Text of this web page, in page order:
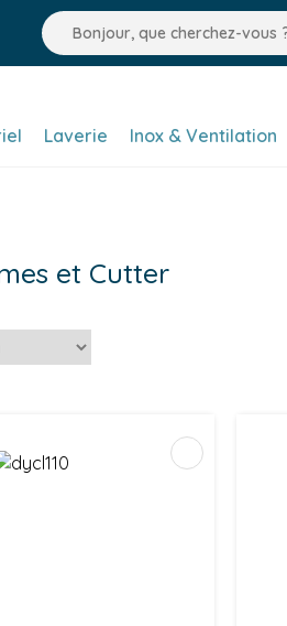
Laverie Inox & Ventilation
et Cutter